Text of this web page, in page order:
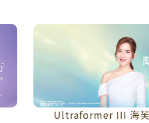
Ultraformer III 海芙